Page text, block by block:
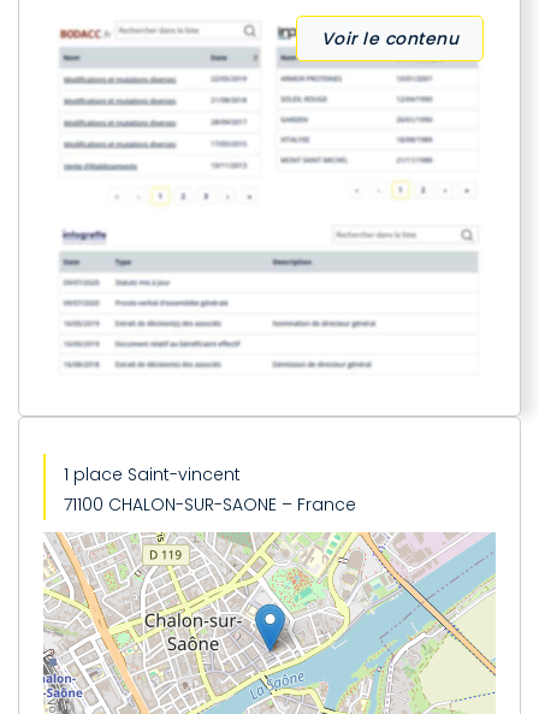
Voir le contenu
1 place Saint-vincent
71100 CHALON-SUR-SAONE – France